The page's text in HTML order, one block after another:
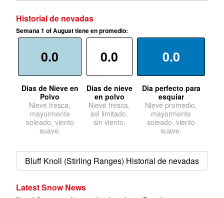
Historial de nevadas
Semana 1 of August tiene en promedio:
0.0
Dias de Nieve en
Polvo
Nieve fresca,
mayormente
soleado, viento
suave.
0.0
Dias de nieve
en polvo
Nieve fresca,
sol limitado,
sin viento.
0.0
Dia perfecto para
esquiar
Nieve promedio,
mayormente
soleado, viento
suave.
Bluff Knoll (Stirling Ranges) Historial de nevadas